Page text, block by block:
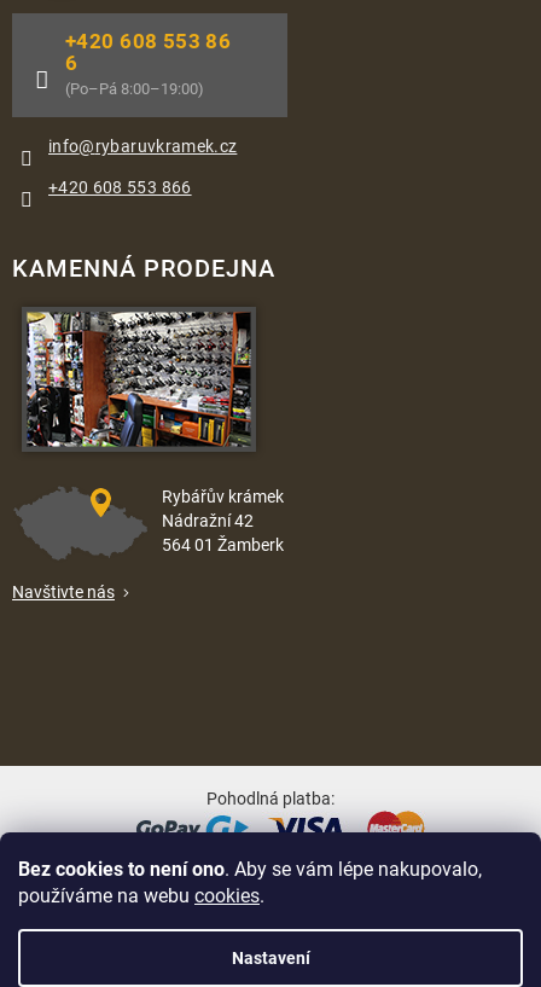
Bez cookies to není ono. Aby se vám lépe nakupovalo,
používáme na webu cookies.
Nastavení
info@rybaruvkramek.cz
+420 608 553 86
6
(Po–Pá 8:00–19:00)
+420 608 553 866
KAMENNÁ PRODEJNA
Rybářův krámek
Nádražní 42
564 01 Žamberk
Navštivte nás
Pohodlná platba:
Oblíbené způsoby dopravy: